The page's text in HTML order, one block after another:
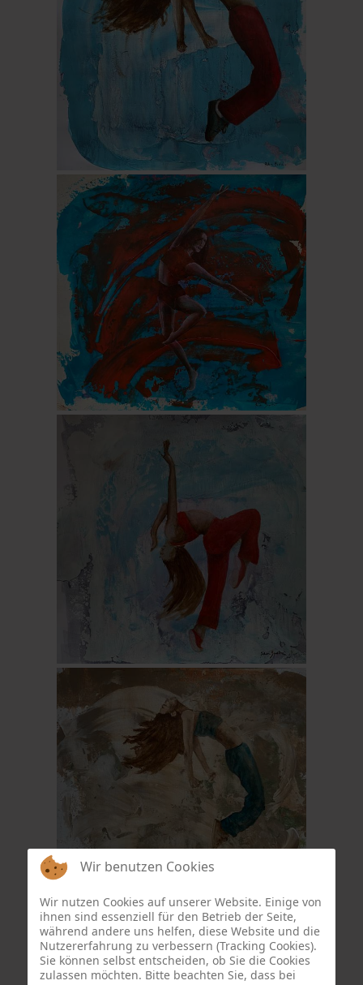
Wir benutzen Cookies
Wir nutzen Cookies auf unserer Website. Einige von
ihnen sind essenziell für den Betrieb der Seite,
während andere uns helfen, diese Website und die
Nutzererfahrung zu verbessern (Tracking Cookies).
Sie können selbst entscheiden, ob Sie die Cookies
zulassen möchten. Bitte beachten Sie, dass bei